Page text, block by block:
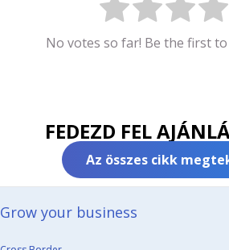
No votes so far! Be the first
FEDEZD FEL
Az összes cikk
Grow your business​